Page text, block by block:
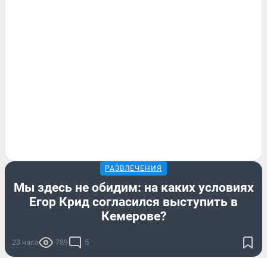
РАЗВЛЕЧЕНИЯ
Мы здесь не обидим: на каких условиях
Егор Крид согласился выступить в
Кемерове?
23 часа 789 5